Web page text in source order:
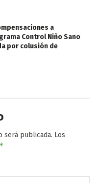
a
Control Niño Sano
por colusión de
será publicada. Los
*